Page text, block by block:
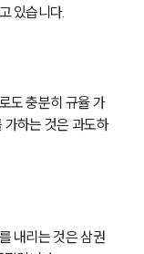
있습니다.
도 충분히 규율 가
가하는 것은 과도하
내리는 것은 삼권